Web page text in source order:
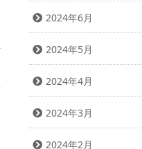
2024年6月
2024年5月
2024年4月
2024年3月
2024年2月